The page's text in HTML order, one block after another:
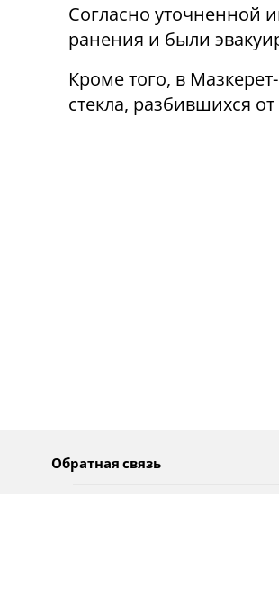
Согласно уточненной
ранения и были
Кроме того, в
стекла, разбившихся
Обратная связь